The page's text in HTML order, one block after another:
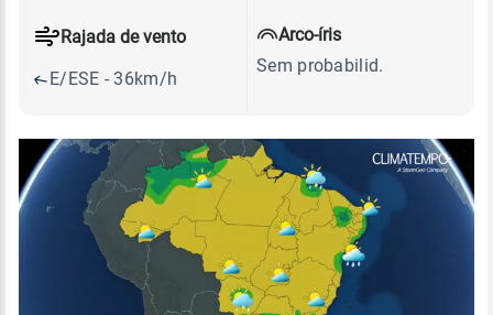
Rajada de vento
E/ESE - 36km/h
Arco-íris
Sem probabilid.